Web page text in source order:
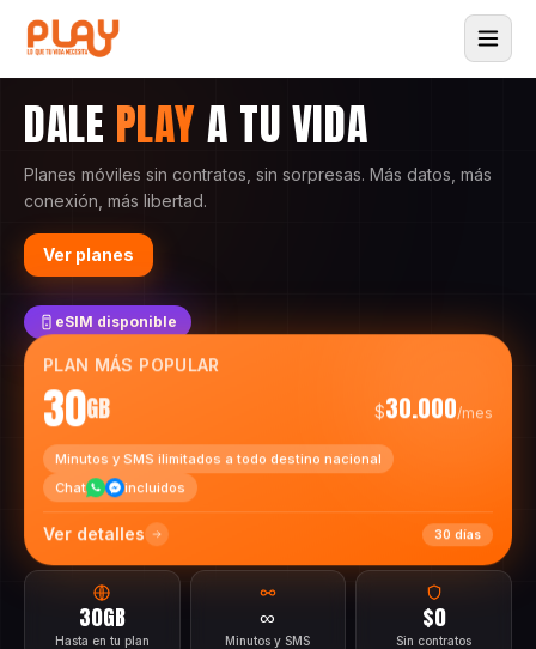
DALE PLAYA TU VIDA
Planes móviles sin contratos, sin sorpresas. Más datos, más
conexión, más libertad.
Ver planes
eSIM disponible
PLAN MÁS POPULAR
30GB $30.000/mes
Minutos y SMS ilimitados a todo destino nacional
Chat incluidos
Ver detalles 30 días
30GB
Hasta en tu plan
∞
Minutos y SMS
$0
Sin contratos